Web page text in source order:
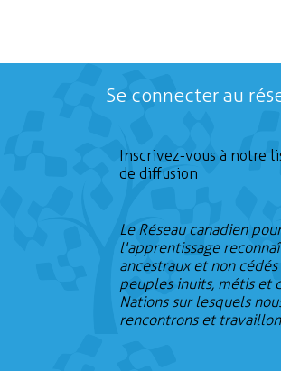
Se connecter au
Inscrivez-vous à notre
de diffusion
Le Réseau canadien
l'apprentissage
ancestraux et non
peuples inuits, métis et
Nations sur lesquels
rencontrons et